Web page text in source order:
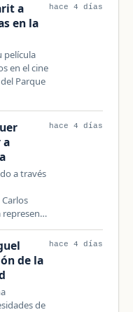
a
en la
película
en el cine
Parque
hace 4 días
a
a través
represen…
hace 4 días
de la
de
hace 4 días